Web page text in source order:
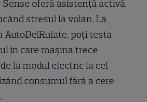
Sense oferă asistență activă
stresul la volan. La
AutoDelRulate, poți testa
în care mașina trece
la modul electric la cel
consumul fără a cere